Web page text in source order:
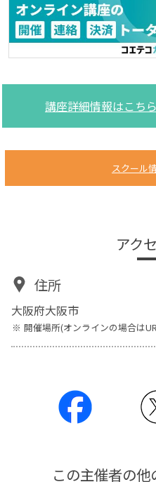
講座詳細情報はこち
スクール
アク
住所
大阪府大阪市
開催場所(オンラインの場合は
この主催者の